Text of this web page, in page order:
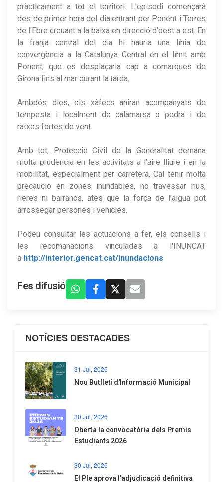
pràcticament a tot el territori. L'episodi començarà
des de primer hora del dia entrant per Ponent i Terres
de l'Ebre creuant a la baixa en direcció d'oest a est. En
la franja central del dia hi hauria una línia de
convergència a la Catalunya Central en el límit amb
Ponent, que es desplaçaria cap a comarques de
Girona fins al mar durant la tarda.
Ambdós dies, els xàfecs aniran acompanyats de
tempesta i localment de calamarsa o pedra i de
ratxes fortes de vent.
Amb tot, Protecció Civil de la Generalitat demana
molta prudència en les activitats a l’aire lliure i en la
mobilitat, especialment per carretera. Cal tenir molta
precaució en zones inundables, no travessar rius,
rieres ni barrancs, atès que la força de l’aigua pot
arrossegar persones i vehicles.
Podeu consultar les actuacions a fer, els consells i
les recomanacions vinculades a l'INUNCAT
a http://interior.gencat.cat/inundacions
Fes difusió
NOTÍCIES DESTACADES
31 Jul, 2026
Nou Butlletí d'Informació Municipal
30 Jul, 2026
Oberta la convocatòria dels Premis
Estudiants 2026
30 Jul, 2026
El Ple aprova l’adjudicació definitiva